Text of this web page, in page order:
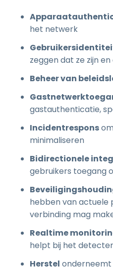
het netwerk
zeggen dat ze zijn
Beheer van
gastauthenticatie,
Incidentrespons
minimaliseren
Bidirectionele
gebruikers toegang
hebben van actuele
verbinding mag
Realtime
helpt bij het
Herstel onderneemt